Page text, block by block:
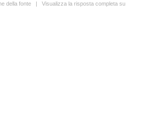
della fonte | Visualizza la risposta completa su